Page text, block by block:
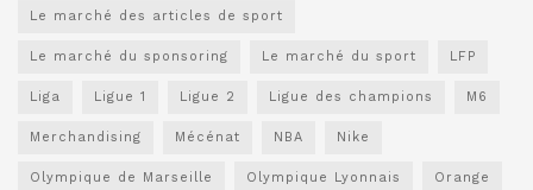
Le marché des articles de sport
Le marché du sponsoring Le marché du sport LFP
Liga Ligue 1 Ligue 2 Ligue des champions M6
Merchandising Mécénat NBA Nike
Olympique de Marseille Olympique Lyonnais Orange